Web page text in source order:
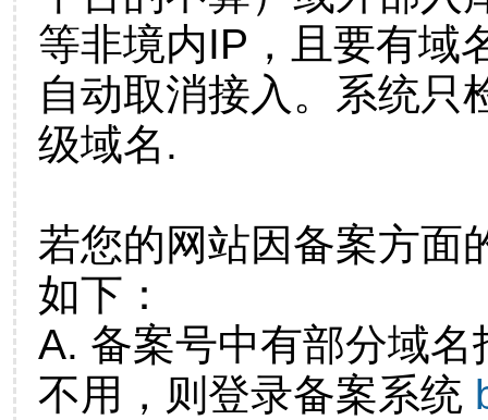
等非境内IP，且要有域
自动取消接入。系统只
级域名.
若您的网站因备案方面
如下：
A. 备案号中有部分域
不用，则登录备案系统